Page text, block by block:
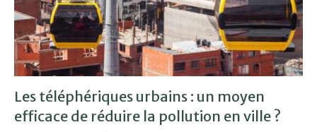
Les téléphériques urbains : un moyen
efficace de réduire la pollution en ville ?